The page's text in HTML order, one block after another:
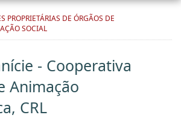
PROPRIETÁRIAS DE ÓRGÃOS DE
SOCIAL
- Cooperativa
Animação
CRL